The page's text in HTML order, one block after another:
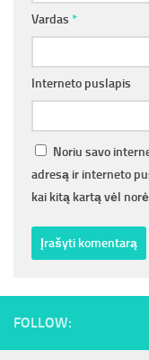
Vardas *
Interneto puslapis
Noriu savo
adresą ir interneto
kai kitą kartą vėl
FOLLOW: